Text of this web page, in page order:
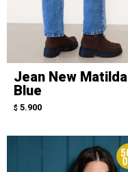
Jean New Matilda
Blue
$ 5.900